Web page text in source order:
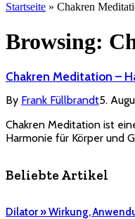
Startseite » Chakren
Browsing:
Chakren Meditation –
By Frank Füllbrandt5.
Chakren Meditation ist
Harmonie für Körper und
Beliebte Artikel
Dilator » Wirkung,